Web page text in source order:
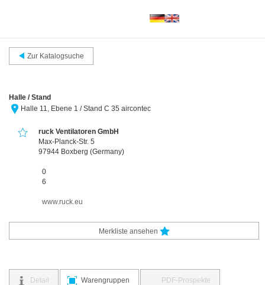
Merkliste
App zur ISH
Zur Katalogsuche
Halle / Stand
Halle 11, Ebene 1 / Stand C 35 aircontec
ruck Ventilatoren GmbH
Max-Planck-Str. 5
97944 Boxberg (Germany)
0
6
www.ruck.eu
Merkliste ansehen
Detail Warengruppen PDF-Prospekte